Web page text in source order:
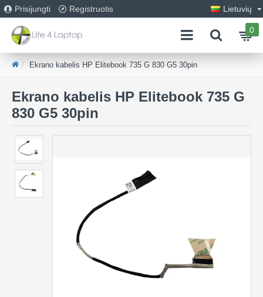
Prisijungti Registruotis Lietuvių
0
Ekrano kabelis HP Elitebook 735 G 830 G5 30pin
Ekrano kabelis HP Elitebook 735 G
830 G5 30pin